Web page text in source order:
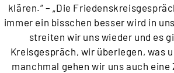
klären.“ – „Die
immer ein bisschen besser wird in
streiten wir uns wieder und es
Kreisgespräch, wir überlegen, was
manchmal gehen wir uns auch eine